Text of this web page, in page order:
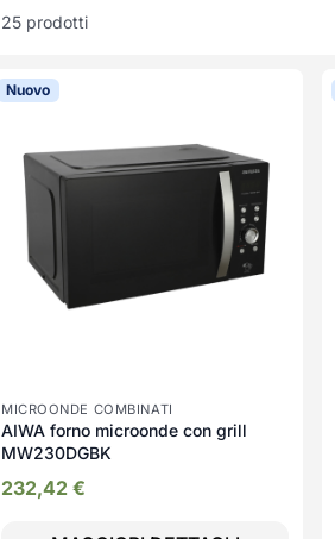
25 prodotti
Nuovo
MICROONDE COMBINATI
AIWA forno microonde con grill
MW230DGBK
232,42 €